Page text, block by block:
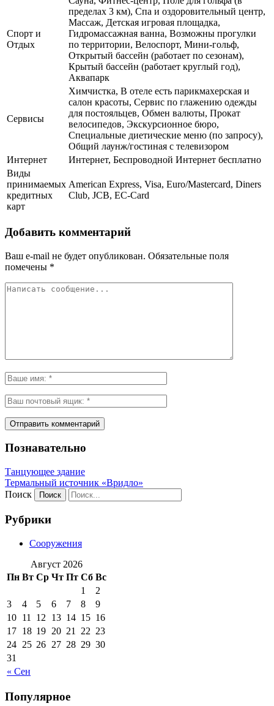
Спорт и
Отдых
пределах 3 км), Спа и оздоровительный центр,
Массаж, Детская игровая площадка,
Гидромассажная ванна, Возможны прогулки
по территории, Велоспорт, Мини-гольф,
Открытый бассейн (работает по сезонам),
Крытый бассейн (работает круглый год),
Аквапарк
Сервисы
Химчистка, В отеле есть парикмахерская и
салон красоты, Сервис по глажению одежды
для постояльцев, Обмен валюты, Прокат
велосипедов, Экскурсионное бюро,
Специальные диетические меню (по запросу),
Общий лаунж/гостиная с телевизором
Интернет
Интернет, Беспроводной Интернет бесплатно
Виды
принимаемых
кредитных
карт
American Express, Visa, Euro/Mastercard, Diners
Club, JCB, EC-Card
Добавить комментарий
Ваш e-mail не будет опубликован. Обязательные поля
помечены *
Познавательно
Танцующее здание
Термальный источник «Вридло»
Поиск
Рубрики
Сооружения
Август 2026
Пн Вт Ср Чт Пт Сб Вс
« Сен
1
2
3
4 5 6 7 8
9
10 11 12 13 14 15 16
17 18 19 20 21 22 23
24 25 26 27 28 29 30
31
Популярное